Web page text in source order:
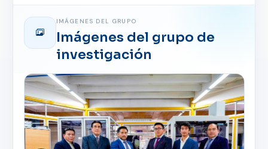
IMÁGENES DEL GRUPO
Imágenes del grupo de
investigación